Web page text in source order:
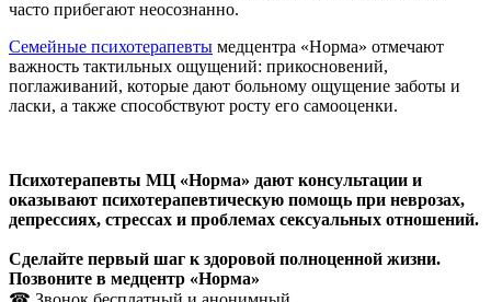
часто прибегают неосознанно.
Семейные психотерапевты медцентра «Норма» отмечают
важность тактильных ощущений: прикосновений,
поглаживаний, которые дают больному ощущение заботы и
ласки, а также способствуют росту его самооценки.
Психотерапевты МЦ «Норма» дают консультации и
оказывают психотерапевтическую помощь при неврозах,
депрессиях, стрессах и проблемах сексуальных отношений.
Сделайте первый шаг к здоровой полноценной жизни.
Позвоните в медцентр «Норма»